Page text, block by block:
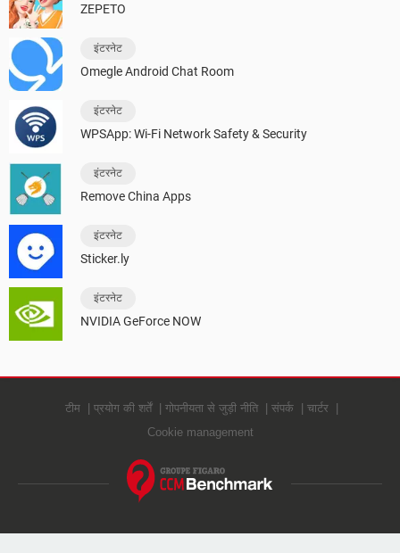
ZEPETO
इंटरनेट
Omegle Android Chat Room
इंटरनेट
WPSApp: Wi-Fi Network Safety & Security
इंटरनेट
Remove China Apps
इंटरनेट
Sticker.ly
इंटरनेट
NVIDIA GeForce NOW
टीम प्रयोग की शर्तें गोपनीयता से जुड़ी नीति संपर्क
चार्टर
Cookie management